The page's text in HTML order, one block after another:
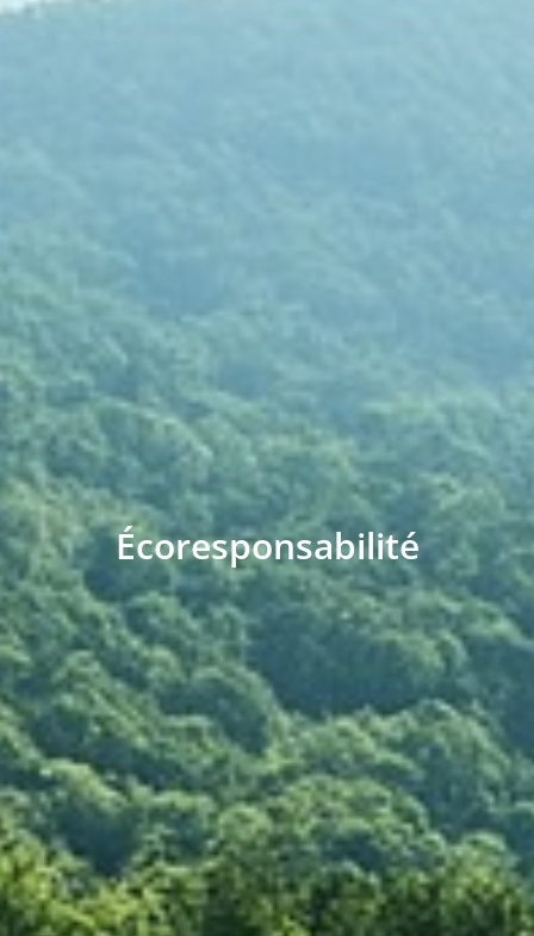
Écoresponsabilité